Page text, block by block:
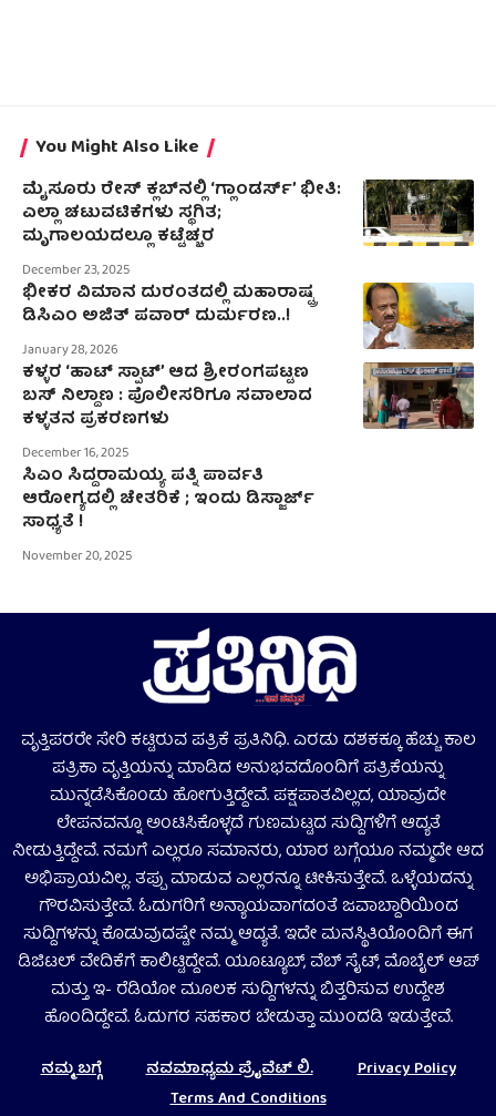
You Might Also Like
ಮೈಸೂರು ರೇಸ್ ಕ್ಲಬ್‌ನಲ್ಲಿ ‘ಗ್ಲಾಂಡರ್ಸ್’ ಭೀತಿ:
ಎಲ್ಲಾ ಚಟುವಟಿಕೆಗಳು ಸ್ಥಗಿತ;
ಮೃಗಾಲಯದಲ್ಲೂ ಕಟ್ಟೆಚ್ಚರ
December 23, 2025
ಭೀಕರ ವಿಮಾನ ದುರಂತದಲ್ಲಿ ಮಹಾರಾಷ್ಟ್ರ
ಡಿಸಿಎಂ ಅಜಿತ್ ಪವಾರ್ ದುರ್ಮರಣ..!
January 28, 2026
ಕಳ್ಳರ ‘ಹಾಟ್ ಸ್ಪಾಟ್’ ಆದ ಶ್ರೀರಂಗಪಟ್ಟಣ
ಬಸ್ ನಿಲ್ದಾಣ : ಪೊಲೀಸರಿಗೂ ಸವಾಲಾದ
ಕಳ್ಳತನ ಪ್ರಕರಣಗಳು
December 16, 2025
ಸಿಎಂ ಸಿದ್ದರಾಮಯ್ಯ ಪತ್ನಿ ಪಾರ್ವತಿ
ಆರೋಗ್ಯದಲ್ಲಿ ಚೇತರಿಕೆ ; ಇಂದು ಡಿಸ್ಜಾರ್ಜ್‌
ಸಾಧ್ಯತೆ !
November 20, 2025
ವೃತ್ತಿಪರರೇ ಸೇರಿ ಕಟ್ಟಿರುವ ಪತ್ರಿಕೆ ಪ್ರತಿನಿಧಿ. ಎರಡು ದಶಕಕ್ಕೂ ಹೆಚ್ಚು ಕಾಲ
ಪತ್ರಿಕಾ ವೃತ್ತಿಯನ್ನು ಮಾಡಿದ ಅನುಭವದೊಂದಿಗೆ ಪತ್ರಿಕೆಯನ್ನು
ಮುನ್ನಡೆಸಿಕೊಂಡು ಹೋಗುತ್ತಿದ್ದೇವೆ. ಪಕ್ಷಪಾತವಿಲ್ಲದ, ಯಾವುದೇ
ಲೇಪನವನ್ನೂ ಅಂಟಿಸಿಕೊಳ್ಳದೆ ಗುಣಮಟ್ಟದ ಸುದ್ದಿಗಳಿಗೆ ಆದ್ಯತೆ
ನೀಡುತ್ತಿದ್ದೇವೆ. ನಮಗೆ ಎಲ್ಲರೂ ಸಮಾನರು, ಯಾರ ಬಗ್ಗೆಯೂ ನಮ್ಮದೇ ಆದ
ಅಭಿಪ್ರಾಯವಿಲ್ಲ. ತಪ್ಪು ಮಾಡುವ ಎಲ್ಲರನ್ನೂ ಟೀಕಿಸುತ್ತೇವೆ. ಒಳ್ಳೆಯದನ್ನು
ಗೌರವಿಸುತ್ತೇವೆ. ಓದುಗರಿಗೆ ಅನ್ಯಾಯವಾಗದಂತೆ ಜವಾಬ್ದಾರಿಯಿಂದ
ಸುದ್ದಿಗಳನ್ನು ಕೊಡುವುದಷ್ಟೇ ನಮ್ಮ ಆದ್ಯತೆ. ಇದೇ ಮನಸ್ಥಿತಿಯೊಂದಿಗೆ ಈಗ
ಡಿಜಿಟಲ್‌ ವೇದಿಕೆಗೆ ಕಾಲಿಟ್ಟಿದ್ದೇವೆ. ಯೂಟ್ಯೂಬ್‌, ವೆಬ್ ಸೈಟ್‌, ಮೊಬೈಲ್‌ ಆಪ್‌
ಮತ್ತು ಇ- ರೆಡಿಯೋ ಮೂಲಕ ಸುದ್ದಿಗಳನ್ನು ಬಿತ್ತರಿಸುವ ಉದ್ದೇಶ
ಹೊಂದಿದ್ದೇವೆ. ಓದುಗರ ಸಹಕಾರ ಬೇಡುತ್ತಾ ಮುಂದಡಿ ಇಡುತ್ತೇವೆ.
ನಮ್ಮ ಬಗ್ಗೆ ನವಮಾಧ್ಯಮ ಪ್ರೈವೆಟ್‌ ಲಿ.
Privacy Policy
Terms And Conditions